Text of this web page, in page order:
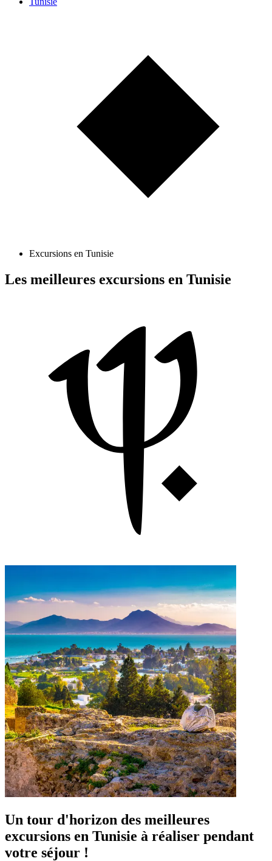
Excursions en Tunisie
Les meilleures excursions en Tunisie
Un tour d'horizon des meilleures
excursions en Tunisie à réaliser pendant
votre séjour !